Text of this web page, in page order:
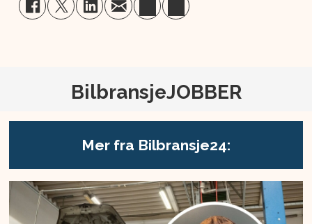
BilbransjeJOBBER
Mer fra Bilbransje24: